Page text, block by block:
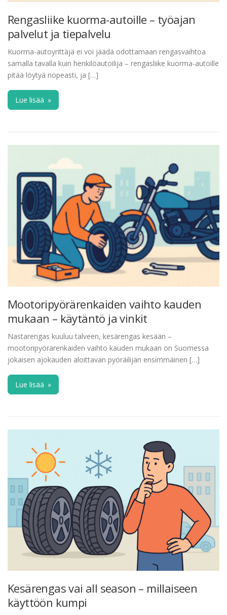
Rengasliike kuorma-autoille – työajan
palvelut ja tiepalvelu
Kuorma-autoyrittäjä ei voi jäädä odottamaan rengasvaihtoa
samalla tavalla kuin henkilöautoilija – rengasliike kuorma-autoille
pitää löytyä nopeasti, ja […]
Lue lisää »
Mootoripyörärenkaiden vaihto kauden
mukaan – käytäntö ja vinkit
Nastarengas kuuluu talveen, kesärengas kesään –
mootoripyörärenkaiden vaihto kauden mukaan on Suomessa
jokaisen ajokauden aloittavan pyöräilijän ensimmäinen […]
Lue lisää »
Kesärengas vai all season – millaiseen
käyttöön kumpi